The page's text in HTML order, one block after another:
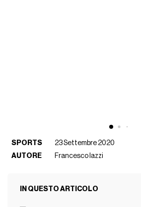
SPORTS
23 Settembre 2020
AUTORE
Francesco Iazzi
IN QUESTO ARTICOLO